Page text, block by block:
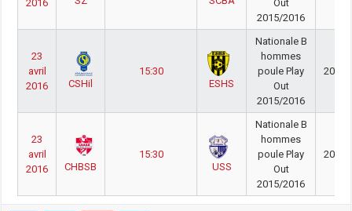
2016
Out
2015/2016
23
avril
2016
CSHil
15:30
ESHS
Nationale B
hommes
poule Play
Out
2015/2016
2015/
23
avril
2016
CHBSB
15:30
USS
Nationale B
hommes
poule Play
Out
2015/2016
2015/